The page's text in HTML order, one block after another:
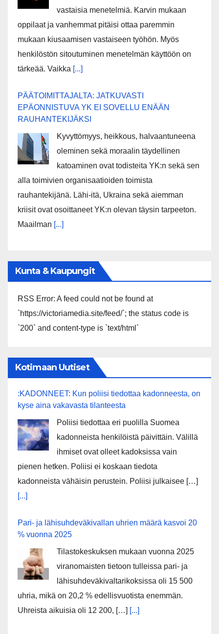
vastaisia menetelmiä. Karvin mukaan
oppilaat ja vanhemmat pitäisi ottaa paremmin
mukaan kiusaamisen vastaiseen työhön. Myös
henkilöstön sitoutuminen menetelmän käyttöön on
tärkeää. Vaikka [...]
PÄÄTOIMITTAJALTA: JATKUVASTI
EPÄONNISTUVA YK EI SOVELLU ENÄÄN
RAUHANTEKIJÄKSI
Kyvyttömyys, heikkous, halvaantuneena
oleminen sekä moraalin täydellinen
katoaminen ovat todisteita YK:n sekä sen
alla toimivien organisaatioiden toimista
rauhantekijänä. Lähi-itä, Ukraina sekä aiemman
kriisit ovat osoittaneet YK:n olevan täysin tarpeeton.
Maailman [...]
Kunta & Kaupungit
RSS Error: A feed could not be found at
`https://victoriamedia.site/feed/`; the status code is
`200` and content-type is `text/html`
Kotimaan Uutiset
:KADONNEET: Kun poliisi tiedottaa kadonneesta, on
kyse aina vakavasta tilanteesta
Poliisi tiedottaa eri puolilla Suomea
kadonneista henkilöistä päivittäin. Välillä
ihmiset ovat olleet kadoksissa vain
pienen hetken. Poliisi ei koskaan tiedota
kadonneista vähäisin perustein. Poliisi julkaisee […]
[...]
Pari- ja lähisuhdeväkivallan uhrien määrä kasvoi 20
% vuonna 2025
Tilastokeskuksen mukaan vuonna 2025
viranomaisten tietoon tulleissa pari- ja
lähisuhdeväkivaltarikoksissa oli 15 500
uhria, mikä on 20,2 % edellisvuotista enemmän.
Uhreista aikuisia oli 12 200, […] [...]